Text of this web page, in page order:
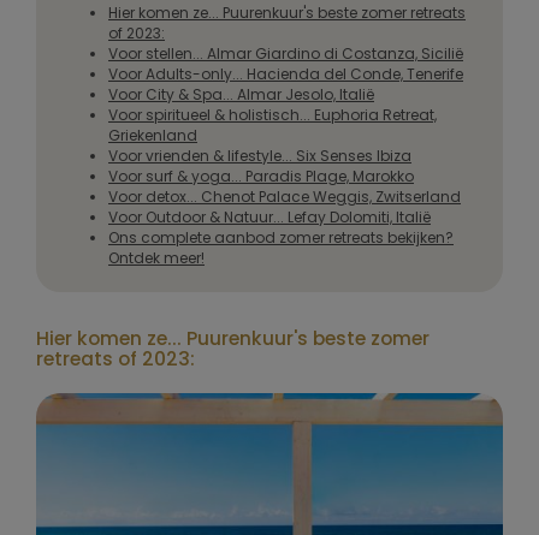
Hier komen ze... Puurenkuur's beste zomer retreats
of 2023:
Voor stellen... Almar Giardino di Costanza, Sicilië
Voor Adults-only... Hacienda del Conde, Tenerife
Voor City & Spa... Almar Jesolo, Italië
Voor spiritueel & holistisch... Euphoria Retreat,
Griekenland
Voor vrienden & lifestyle... Six Senses Ibiza
Voor surf & yoga... Paradis Plage, Marokko
Voor detox... Chenot Palace Weggis, Zwitserland
Voor Outdoor & Natuur... Lefay Dolomiti, Italië
Ons complete aanbod zomer retreats bekijken?
Ontdek meer!
Hier komen ze... Puurenkuur's beste zomer
retreats of 2023: